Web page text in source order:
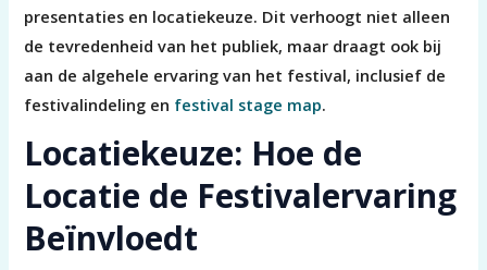
presentaties en locatiekeuze. Dit verhoogt niet alleen
de tevredenheid van het publiek, maar draagt ook bij
aan de algehele ervaring van het festival, inclusief de
festivalindeling en festival stage map.
Locatiekeuze: Hoe de
Locatie de Festivalervaring
Beïnvloedt